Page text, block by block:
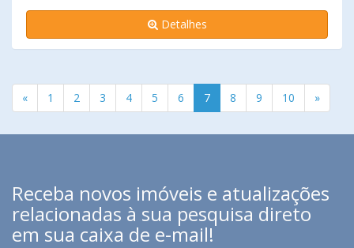
Francisco próximo ao comércio local como bancos,
mercados, farmácias, padarias e muito mais. Fácil acesso
a USP, Av. Corifeu de Azevedo Marques, Av Autonimista e
Detalhes
« 1 2 3 4 5 6 7 8 9 10 »
Receba novos imóveis e atualizações
relacionadas à sua pesquisa direto
em sua caixa de e-mail!